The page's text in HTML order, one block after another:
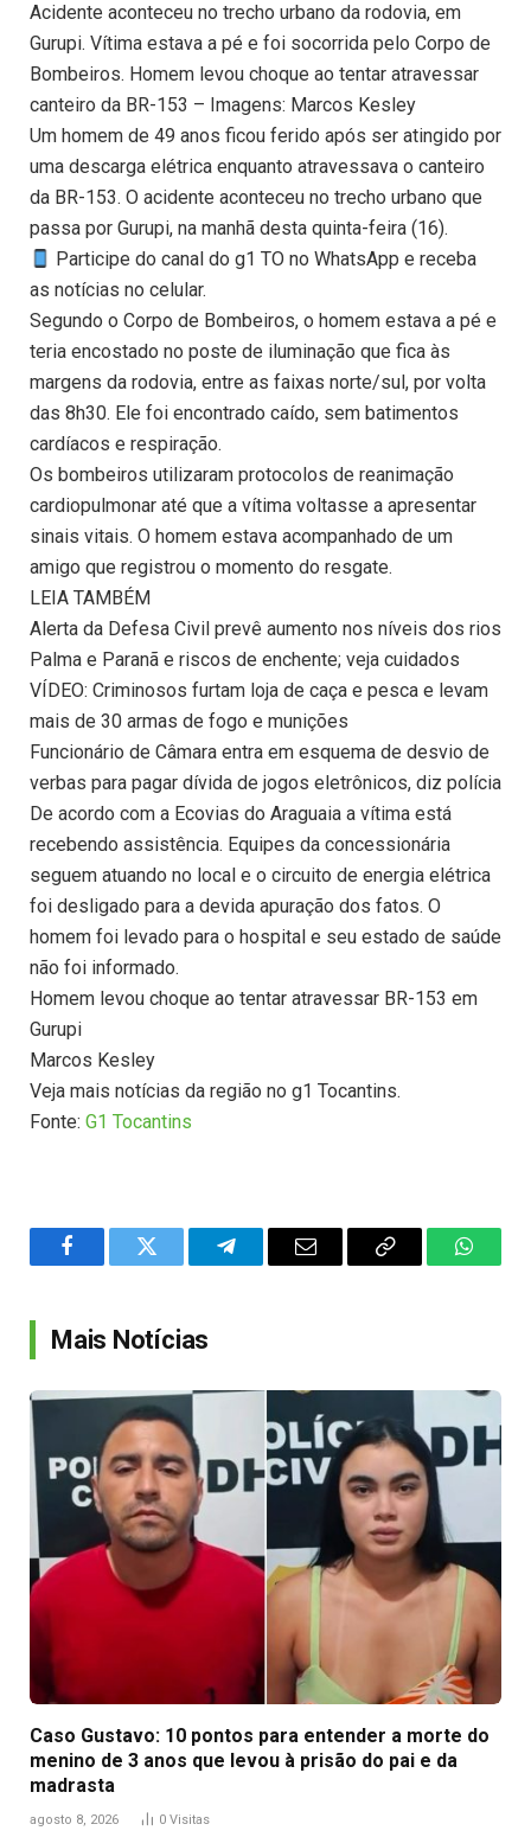
Acidente aconteceu no trecho urbano da rodovia, em
Gurupi. Vítima estava a pé e foi socorrida pelo Corpo de
Bombeiros. Homem levou choque ao tentar atravessar
canteiro da BR-153 – Imagens: Marcos Kesley
Um homem de 49 anos ficou ferido após ser atingido por
uma descarga elétrica enquanto atravessava o canteiro
da BR-153. O acidente aconteceu no trecho urbano que
passa por Gurupi, na manhã desta quinta-feira (16).
Participe do canal do g1 TO no WhatsApp e receba
as notícias no celular.
Segundo o Corpo de Bombeiros, o homem estava a pé e
teria encostado no poste de iluminação que fica às
margens da rodovia, entre as faixas norte/sul, por volta
das 8h30. Ele foi encontrado caído, sem batimentos
cardíacos e respiração.
Os bombeiros utilizaram protocolos de reanimação
cardiopulmonar até que a vítima voltasse a apresentar
sinais vitais. O homem estava acompanhado de um
amigo que registrou o momento do resgate.
LEIA TAMBÉM
Alerta da Defesa Civil prevê aumento nos níveis dos rios
Palma e Paranã e riscos de enchente; veja cuidados
VÍDEO: Criminosos furtam loja de caça e pesca e levam
mais de 30 armas de fogo e munições
Funcionário de Câmara entra em esquema de desvio de
verbas para pagar dívida de jogos eletrônicos, diz polícia
De acordo com a Ecovias do Araguaia a vítima está
recebendo assistência. Equipes da concessionária
seguem atuando no local e o circuito de energia elétrica
foi desligado para a devida apuração dos fatos. O
homem foi levado para o hospital e seu estado de saúde
não foi informado.
Homem levou choque ao tentar atravessar BR-153 em
Gurupi
Marcos Kesley
Veja mais notícias da região no g1 Tocantins.
Fonte: G1 Tocantins
FacebookTwitter TelegramEmail
Copy
Mais Notícias
Caso Gustavo: 10 pontos para entender a morte do
menino de 3 anos que levou à prisão do pai e da
madrasta
agosto 8, 2026 0 Visitas